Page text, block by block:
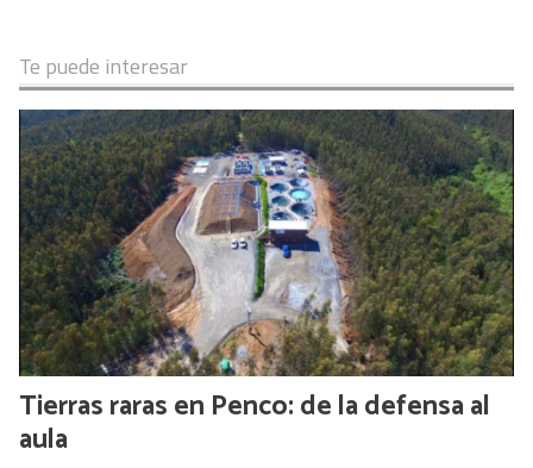
Te puede interesar
Tierras raras en Penco: de la defensa al
aula